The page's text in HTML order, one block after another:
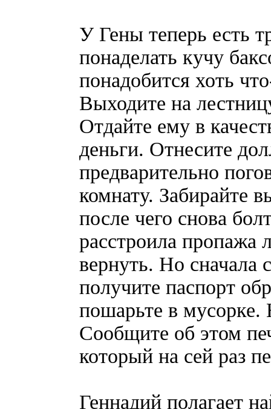
У Гены теперь есть
понаделать кучу
понадобится хоть
Выходите на
Отдайте ему в
деньги. Отнесите
предварительно
комнату. Забирайте
после чего снова
расстроила пропажа
вернуть. Но сначала
получите паспорт
пошарьте в
Сообщите об этом
который на сей раз
Геннадий полагает